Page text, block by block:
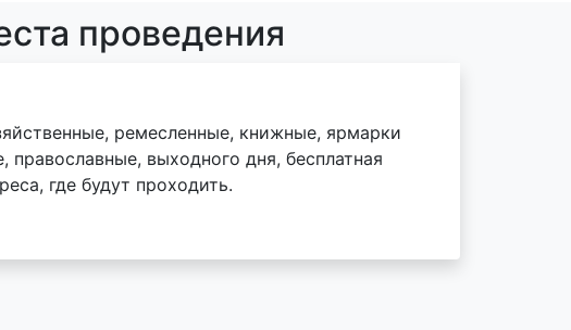
проведения
ремесленные, книжные, ярмарки
выходного дня, бесплатная
где будут проходить.